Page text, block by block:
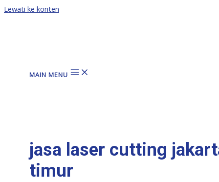
Lewati ke konten
MAIN MENU
jasa laser cutting
timur